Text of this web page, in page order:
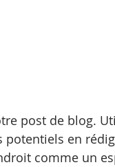
post de blog.
potentiels en
comme un